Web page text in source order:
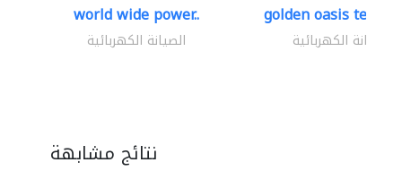
world wide power..
الصيانة الكهربائية
golden oasis
الصيانة الكهربائية
نتائج مشابهة